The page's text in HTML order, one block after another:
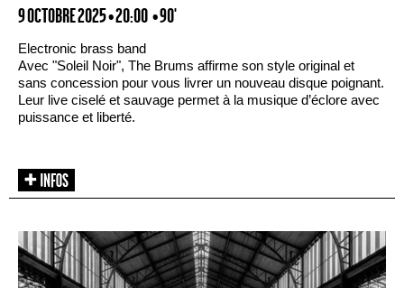
9 OCTOBRE 2025 • 20:00 • 90'
Electronic brass band
Avec "Soleil Noir", The Brums affirme son style original et
sans concession pour vous livrer un nouveau disque poignant.
Leur live ciselé et sauvage permet à la musique d’éclore avec
puissance et liberté.